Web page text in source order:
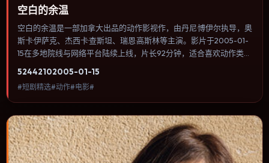
空白的余温
空白的余温是一部加拿大出品的动作影视作，由丹尼·博伊尔执导，奥
斯卡·伊萨克、杰西卡·查斯坦、瑞恩·高斯林等主演。影片于2005-01-
15在多地院线与网络平台陆续上线，片长92分钟，适合喜欢动作类
进，节奏与视听语言统一，可作为休闲观影或类型片补片的选择。
52442102005-01-15
#短剧精选#动作#电影#